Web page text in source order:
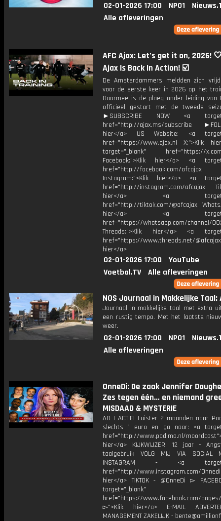
02-01-2026 17:00 NPO1
Alle afleveringen
AFC Ajax: Let’s get it on, 2026!
Ajax Is Back In Action! ☑️
De Amsterdammers meldden zich
voor de eerste keer in 2026 op het
Daarmee is de ploeg onder leiding van
officieel gestart met de tweede
►SUBSCRIBE NOW <a
href="http://ajax.ms/subscribe
hier</a> US Website: <a
href="https://www.ajax.nl X:">Klik
target="_blank" href="https://x.com/
Facebook:">Klik hier</a> <a
href="http://facebook.com/afcajax
Instagram:">Klik hier</a> <a
href="http://instagram.com/afcajax
hier</a> <a
href="http://tiktok.com/@afcajax
hier</a> <a
href="https://whatsapp.com/channel/
Threads:">Klik hier</a> <a
href="https://www.threads.net/
hier</a>
02-01-2026 17:00
YouTube
Voetbal.TV
Alle afleveringen
NOS Journaal in Makkelijke Taal:
Journaal in makkelijke taal met extra
een rustig tempo. Met het laatste
weer.
02-01-2026 17:00 NPO1
Alle afleveringen
OnneDi: De zaak Jennifer
Zes tegen één… en niemand
MISDAAD & MYSTERIE
AD | ACTIE! Luister 2 maanden naar
slechts 1 euro en ga naar: <a
href="http://www.podimo.nl/
hier</a> KIJKWIJZER: 12 jaar -
taalgebruik VOLG MIJ VIA SOCIAL
INSTAGRAM - <a
href="http://www.instagram.com/
hier</a> TIKTOK - @OnneDi ▻
target="_blank"
href="https://www.facebook.com/pages/
▻">Klik hier</a> E-MAIL
MANAGEMENT ZAKELIJK -